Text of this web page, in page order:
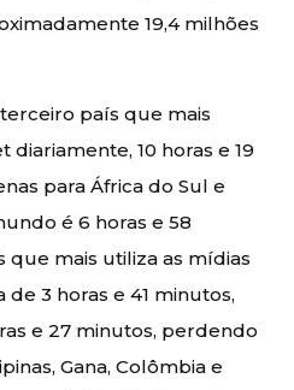
19,4 milhões
país que mais
10 horas e 19
para África do Sul e
é 6 horas e 58
que mais utiliza as mídias
3 horas e 41 minutos,
e 27 minutos, perdendo
Gana, Colômbia e